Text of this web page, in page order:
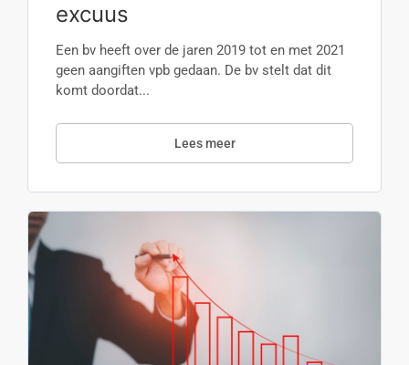
excuus
Een bv heeft over de jaren 2019 tot en met 2021
geen aangiften vpb gedaan. De bv stelt dat dit
komt doordat...
Lees meer